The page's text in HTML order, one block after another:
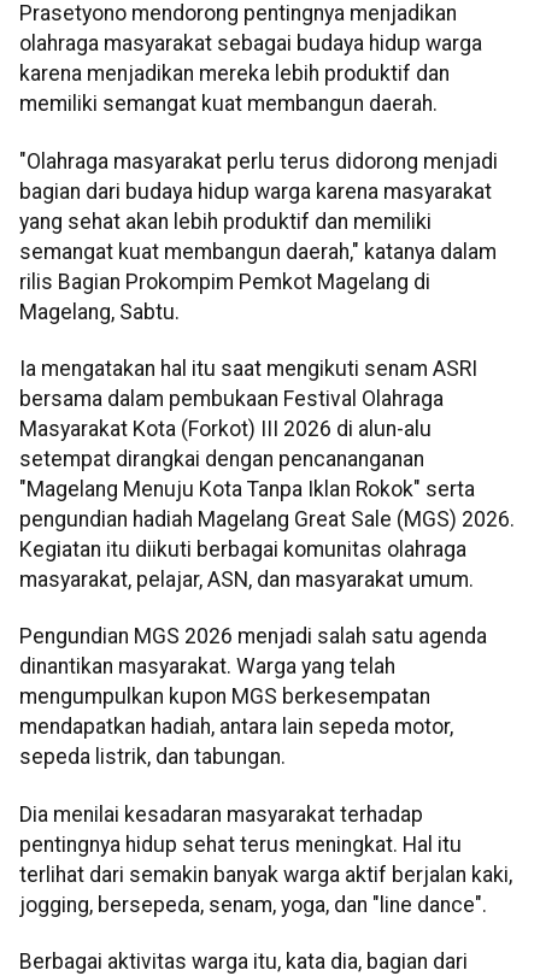
Prasetyono mendorong pentingnya menjadikan
olahraga masyarakat sebagai budaya hidup warga
karena menjadikan mereka lebih produktif dan
memiliki semangat kuat membangun daerah.
"Olahraga masyarakat perlu terus didorong menjadi
bagian dari budaya hidup warga karena masyarakat
yang sehat akan lebih produktif dan memiliki
semangat kuat membangun daerah," katanya dalam
rilis Bagian Prokompim Pemkot Magelang di
Magelang, Sabtu.
Ia mengatakan hal itu saat mengikuti senam ASRI
bersama dalam pembukaan Festival Olahraga
Masyarakat Kota (Forkot) III 2026 di alun-alu
setempat dirangkai dengan pencananganan
"Magelang Menuju Kota Tanpa Iklan Rokok" serta
pengundian hadiah Magelang Great Sale (MGS) 2026.
Kegiatan itu diikuti berbagai komunitas olahraga
masyarakat, pelajar, ASN, dan masyarakat umum.
Pengundian MGS 2026 menjadi salah satu agenda
dinantikan masyarakat. Warga yang telah
mengumpulkan kupon MGS berkesempatan
mendapatkan hadiah, antara lain sepeda motor,
sepeda listrik, dan tabungan.
Dia menilai kesadaran masyarakat terhadap
pentingnya hidup sehat terus meningkat. Hal itu
terlihat dari semakin banyak warga aktif berjalan kaki,
jogging, bersepeda, senam, yoga, dan "line dance".
Berbagai aktivitas warga itu, kata dia, bagian dari